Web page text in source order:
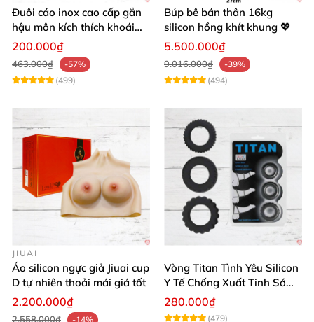
Đuôi cáo inox cao cấp gắn
hậu môn kích thích khoái
cảm
200.000₫
463.000₫
-57%
(499)
Búp bê bán thân 16kg
silicon hồng khít khung 💖
5.500.000₫
9.016.000₫
-39%
(494)
JIUAI
Áo silicon ngực giả Jiuai cup
D tự nhiên thoải mái giá tốt
2.200.000₫
2.558.000₫
-14%
Vòng Titan Tình Yêu Silicon
Y Tế Chống Xuất Tinh Sớm
Cao Cấp
280.000₫
(479)